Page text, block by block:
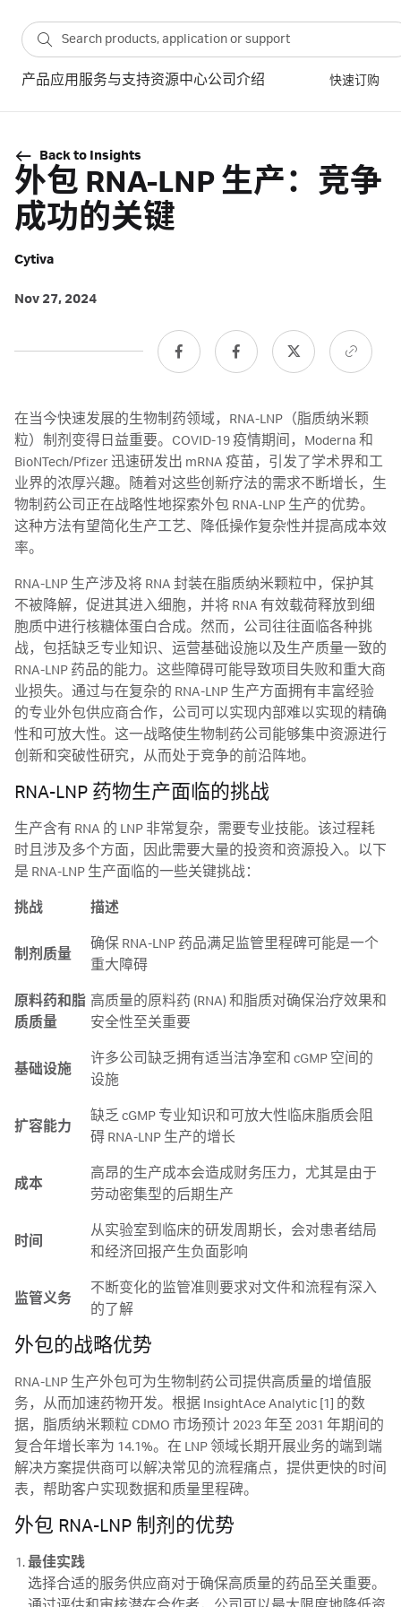
产品应用 服务与支持资源中心公司介绍 快速订购
Back to Insights
外包 RNA-LNP 生产：竞争
成功的关键
Cytiva
Nov 27, 2024
在当今快速发展的生物制药领域，RNA-LNP（脂质纳米颗
粒）制剂变得日益重要。COVID-19 疫情期间，Moderna 和
BioNTech/Pfizer 迅速研发出 mRNA 疫苗，引发了学术界和工
业界的浓厚兴趣。随着对这些创新疗法的需求不断增长，生
物制药公司正在战略性地探索外包 RNA-LNP 生产的优势。
这种方法有望简化生产工艺、降低操作复杂性并提高成本效
率。
RNA-LNP 生产涉及将 RNA 封装在脂质纳米颗粒中，保护其
不被降解，促进其进入细胞，并将 RNA 有效载荷释放到细
胞质中进行核糖体蛋白合成。然而，公司往往面临各种挑
战，包括缺乏专业知识、运营基础设施以及生产质量一致的
RNA-LNP 药品的能力。这些障碍可能导致项目失败和重大商
业损失。通过与在复杂的 RNA-LNP 生产方面拥有丰富经验
的专业外包供应商合作，公司可以实现内部难以实现的精确
性和可放大性。这一战略使生物制药公司能够集中资源进行
创新和突破性研究，从而处于竞争的前沿阵地。
RNA-LNP 药物生产面临的挑战
生产含有 RNA 的 LNP 非常复杂，需要专业技能。该过程耗
时且涉及多个方面，因此需要大量的投资和资源投入。以下
是 RNA-LNP 生产面临的一些关键挑战：
挑战 描述
制剂质量
确保 RNA-LNP 药品满足监管里程碑可能是一个
重大障碍
原料药和脂
质质量
高质量的原料药 (RNA) 和脂质对确保治疗效果和
安全性至关重要
基础设施
许多公司缺乏拥有适当洁净室和 cGMP 空间的
设施
扩容能力
缺乏 cGMP 专业知识和可放大性临床脂质会阻
碍 RNA-LNP 生产的增长
成本
高昂的生产成本会造成财务压力，尤其是由于
劳动密集型的后期生产
时间
从实验室到临床的研发周期长，会对患者结局
和经济回报产生负面影响
监管义务
不断变化的监管准则要求对文件和流程有深入
的了解
外包的战略优势
RNA-LNP 生产外包可为生物制药公司提供高质量的增值服
务，从而加速药物开发。根据 InsightAce Analytic [1] 的数
据，脂质纳米颗粒 CDMO 市场预计 2023 年至 2031 年期间的
复合年增长率为 14.1%。在 LNP 领域长期开展业务的端到端
解决方案提供商可以解决常见的流程痛点，提供更快的时间
表，帮助客户实现数据和质量里程碑。
外包 RNA-LNP 制剂的优势
最佳实践
选择合适的服务供应商对于确保高质量的药品至关重要。